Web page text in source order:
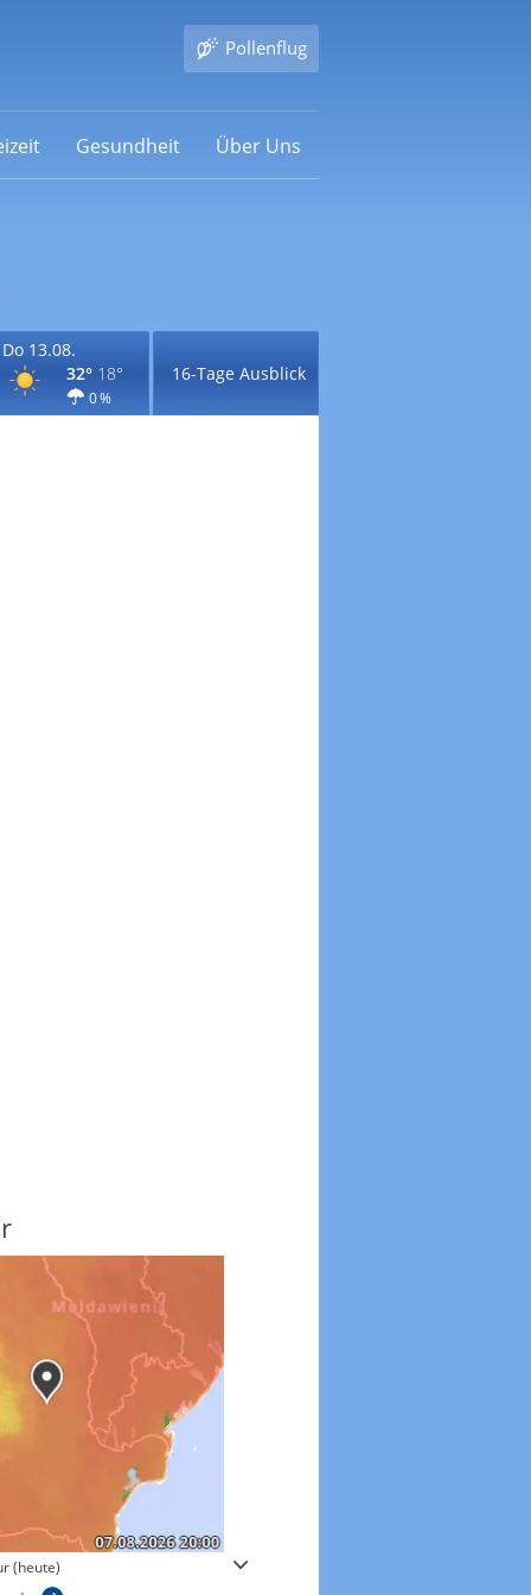
Pollenflug
Gesundheit Über Uns
Do 13.08.
32° 18°
0 %
16-Tage Ausblick
(heute) Windgeschwindigkeiten in 3h